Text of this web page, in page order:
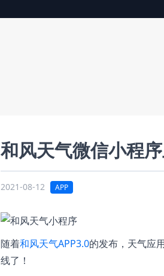
和风天气微信小程
2021-08-12 APP
随着和风天气APP3.0的发布，天气应
线了！